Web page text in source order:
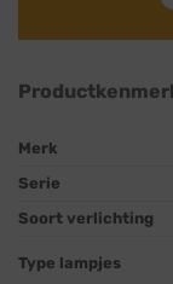
Merk
Serie
Soort verlichting
Type lampjes